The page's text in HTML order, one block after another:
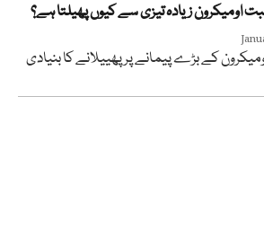
اومیکرون زیادہ تیزی سے کیوں پھیلتا ہے؟
کے بڑے پیمانے پر پھییلانے کا بنیادی